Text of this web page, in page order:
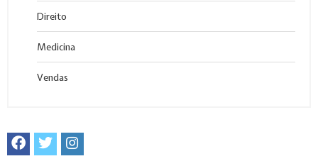
Direito
Medicina
Vendas